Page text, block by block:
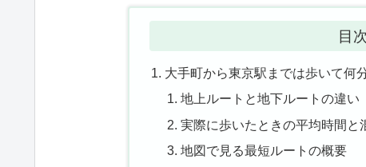
目次
大手町から東京駅までは歩いて何
地上ルートと地下ルートの違い
実際に歩いたときの平均時間と
地図で見る最短ルートの概要